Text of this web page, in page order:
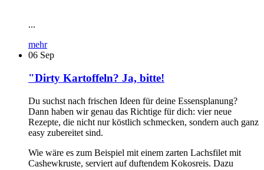
...
mehr
06 Sep
"Dirty Kartoffeln? Ja, bitte!
Du suchst nach frischen Ideen für deine Essensplanung?
Dann haben wir genau das Richtige für dich: vier neue
Rezepte, die nicht nur köstlich schmecken, sondern auch ganz
easy zubereitet sind.
Wie wäre es zum Beispiel mit einem zarten Lachsfilet mit
Cashewkruste, serviert auf duftendem Kokosreis. Dazu